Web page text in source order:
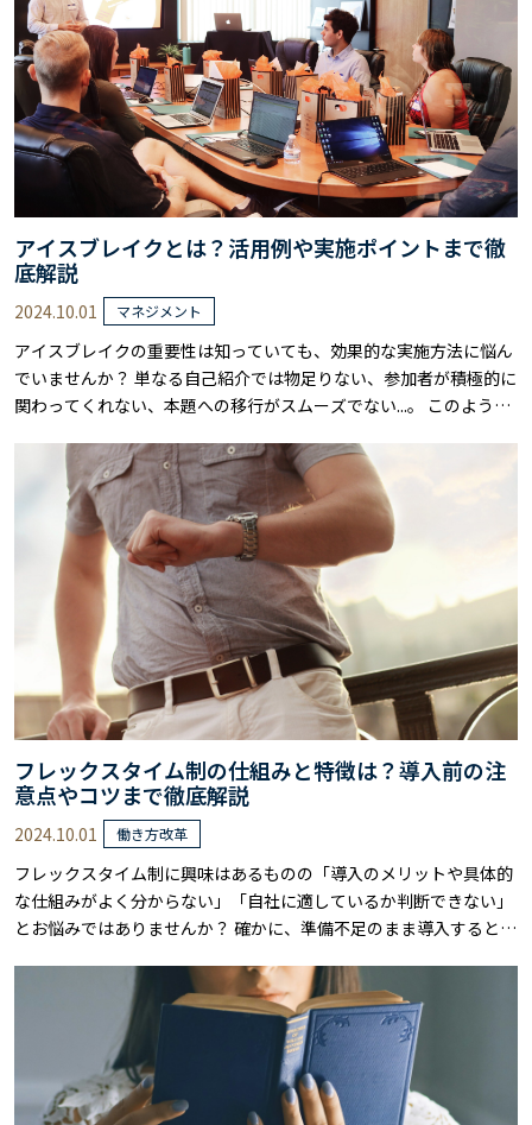
アイスブレイクとは？活用例や実施ポイントまで徹
底解説
2024.10.01 マネジメント
アイスブレイクの重要性は知っていても、効果的な実施方法に悩ん
でいませんか？ 単なる自己紹介では物足りない、参加者が積極的に
関わってくれない、本題への移行がスムーズでない...。 このように
「型」があります。 ビジネスシーンに合わせた適切な選択と実施に
より、アイスブレイクで得られる効果も大きく変わってくるでしょ
う。 本記事では、アイスブレイ……
フレックスタイム制の仕組みと特徴は？導入前の注
意点やコツまで徹底解説
2024.10.01 働き方改革
フレックスタイム制に興味はあるものの「導入のメリットや具体的
な仕組みがよく分からない」「自社に適しているか判断できない」
とお悩みではありませんか？ 確かに、準備不足のまま導入すると、
生する可能性があります。 しかし、適切な知識と準備があれば、フ
レックスタイム制は企業と従業員双方にメリットをもたらす制度で
す。 本記事では、フレックスタイム制……